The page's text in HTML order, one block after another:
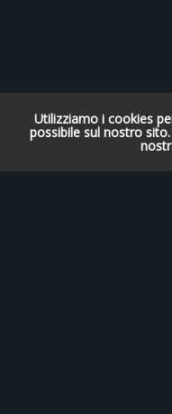
Utilizziamo i cookies
possibile sul nostro